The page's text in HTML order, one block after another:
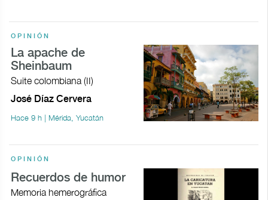
OPINIÓN
La apache de
Sheinbaum
Suite colombiana (II)
José Díaz Cervera
Hace 9 h | Mérida, Yucatán
OPINIÓN
Recuerdos de humor
Memoria hemerográfica